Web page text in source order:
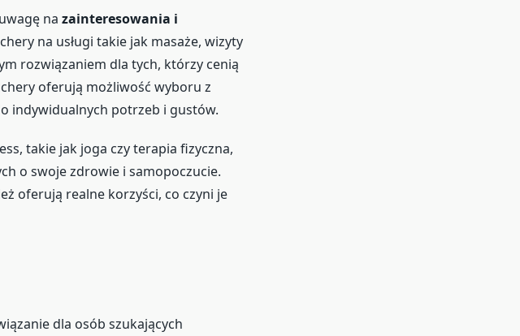
na zainteresowania i
na usługi takie jak masaże, wizyty
rozwiązaniem dla tych, którzy cenią
oferują możliwość wyboru z
indywidualnych potrzeb i gustów.
takie jak joga czy terapia fizyczna,
o swoje zdrowie i samopoczucie.
oferują realne korzyści, co czyni je
dla osób szukających